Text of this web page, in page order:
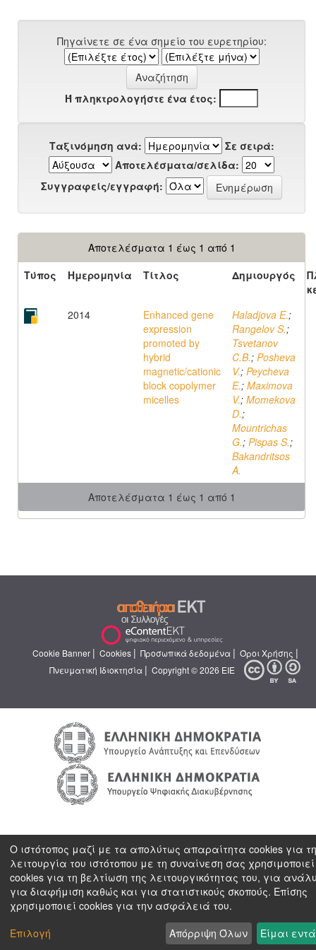
Πηγαίνετε σε ένα σημείο του ευρετηρίου:
Ή πληκτρολογήστε ένα έτος:
Ταξινόμηση ανά:
Σε σειρά:
Αποτελέσματα/σελίδα:
Συγγραφείς/εγγραφή:
Αποτελέσματα 1 έως 1 από 1
Τύπος
Ημερομηνία Τίτλος Δημιουργός
2014
Enhanced gene
expression
promoted by
hybrid
magnetic/cationic
block copolymer
micelles
Haladjova E.;
Rangelov S.;
Tsvetanov
C.B.; Posheva
V.; Peycheva
E.; Maximova
V.; Momekova
D.;
Mountrichas
G.; Pispas S.;
Bakandritsos
A.
Αποτελέσματα 1 έως 1 από 1
Cookie Banner | Cookies | Προσωπικά δεδομένα | Όροι Χρήσης |
Πνευματική Ιδιοκτησία | Copyright © 2026 ΕΙΕ
Ο ιστότοπος μαζί με τα απολύτως απαραίτητα cookies για
λειτουργία του ιστότοπου με τη συναίνεση σας χρησιμοποιεί
cookies για τη βελτίωση της λειτουργικότητας του, για
για διαφήμιση καθώς και για στατιστικούς σκοπούς. Επίσης
χρησιμοποιεί cookies για την ασφάλειά του.
Επιλογή
Απόρριψη Όλων Είμαι